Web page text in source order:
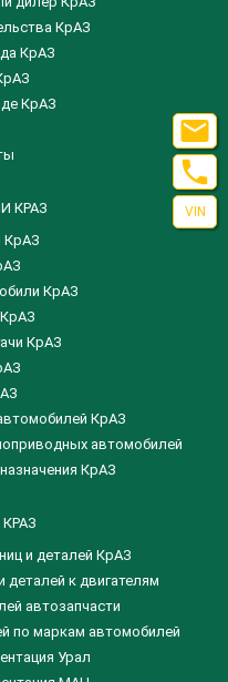
КрАЗ
КрАЗ
КрАЗ
КРАЗ
КрАЗ
КрАЗ
КрАЗ
КрАЗ
автомобилей
КрАЗ
и деталей КрАЗ
деталей к двигателям
автозапчасти
по маркам автомобилей
Урал


VIN